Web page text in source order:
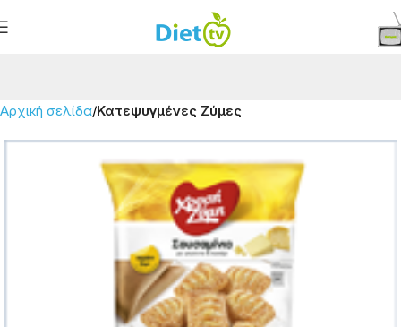
Αρχική σελίδα Κατεψυγμένες Ζύμες